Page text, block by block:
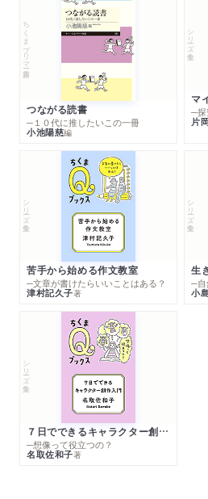
ちくまプリマー新書
つながる読書
─１０代に推したいこの一冊
小池陽慈編
シリーズ・全集
マ
─探
片
シリーズ・全集
苦手から始める作文教室
─文章が書けたらいいことはある？
津村記久子著
シリーズ・全集
生
小
シリーズ・全集
７日でできるキャラクター創作入門
─想像って役立つの？
名取佐和子著